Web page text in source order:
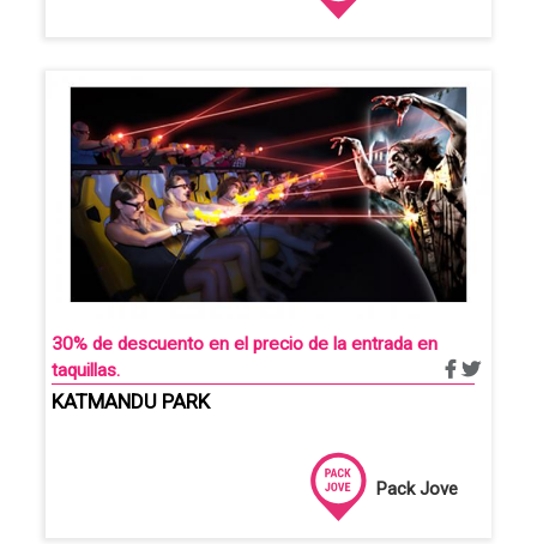
Pack Jove
30% de descuento en el precio de la entrada en
taquillas.
KATMANDU PARK